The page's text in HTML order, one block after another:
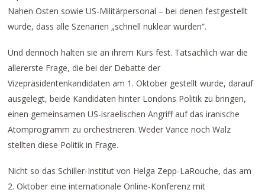
Nahen Osten sowie US-Militärpersonal – bei denen festgestellt
wurde, dass alle Szenarien „schnell nuklear wurden“.
Und dennoch halten sie an ihrem Kurs fest. Tatsächlich war die
allererste Frage, die bei der Debatte der
Vizepräsidentenkandidaten am 1. Oktober gestellt wurde, darauf
ausgelegt, beide Kandidaten hinter Londons Politik zu bringen,
einen gemeinsamen US-israelischen Angriff auf das iranische
Atomprogramm zu orchestrieren. Weder Vance noch Walz
stellten diese Politik in Frage.
Nicht so das Schiller-Institut von Helga Zepp-LaRouche, das am
2. Oktober eine internationale Online-Konferenz mit